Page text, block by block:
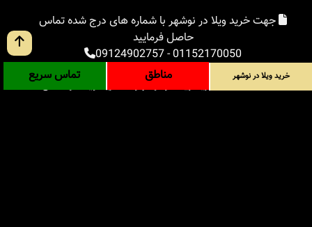
جهت خرید ویلا در نوشهر با شماره های درج شده تماس
حاصل فرمایید
01152170050
-
09124902757
املاک ساحل
خرید ویلا در نوشهر
خرید ویلا در شمال
خرید ویلا در نوشهر مناطق تماس سریع